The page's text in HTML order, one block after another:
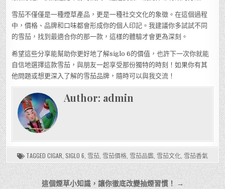
雪茄不僅僅是一種煙草產品，更是一種社交文化的象徵。在這個過程
中，價格、品牌和口味都會形成你的個人印記。我建議你多試試不同
的雪茄，找到最適合你的那一款，這樣的體驗才會更為深刻。
希望這些分享能幫助你更好地了解siglo 6的價值，也許下一次你就能
自信地選擇這款雪茄，與朋友一起享受那份獨特的時刻！如果你有其
他問題或想更深入了解的雪茄品牌，隨時可以與我交流！
Author: admin
TAGGED CIGAR SIGLO 6 雪茄 雪茄價格 雪茄品鑑 雪茄文化 雪茄香氣
文 這個煙草小知識，讓你徹底改變抽煙習慣！ →